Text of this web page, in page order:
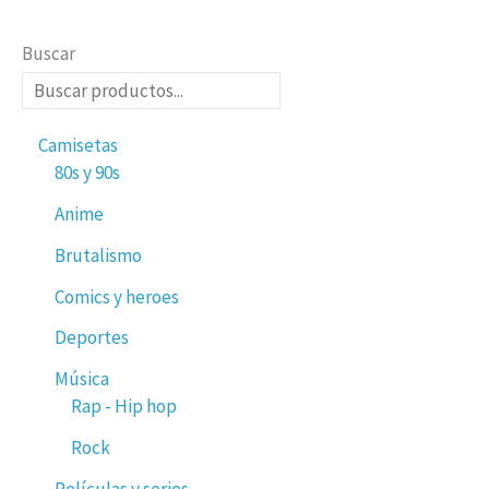
Buscar
Camisetas
80s y 90s
Anime
Brutalismo
Comics y heroes
Deportes
Música
Rap - Hip hop
Rock